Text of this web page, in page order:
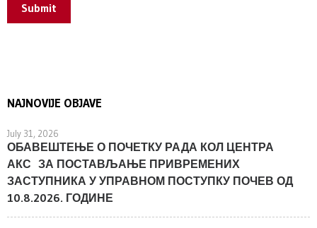
Submit
NAJNOVIJE OBJAVE
July 31, 2026
ОБАВЕШТЕЊЕ О ПОЧЕТКУ РАДА КОЛ ЦЕНТРА
АКС ЗА ПОСТАВЉАЊЕ ПРИВРЕМЕНИХ
ЗАСТУПНИКА У УПРАВНОМ ПОСТУПКУ ПОЧЕВ ОД
10.8.2026. ГОДИНЕ